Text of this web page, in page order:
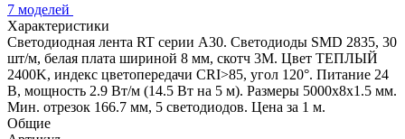
7 моделей
Характеристики
Светодиодная лента RT серии A30. Светодиоды SMD 2835, 30
шт/м, белая плата шириной 8 мм, скотч 3M. Цвет ТЕПЛЫЙ
2400K, индекс цветопередачи CRI>85, угол 120°. Питание 24
В, мощность 2.9 Вт/м (14.5 Вт на 5 м). Размеры 5000x8x1.5 мм.
Мин. отрезок 166.7 мм, 5 светодиодов. Цена за 1 м.
Общие